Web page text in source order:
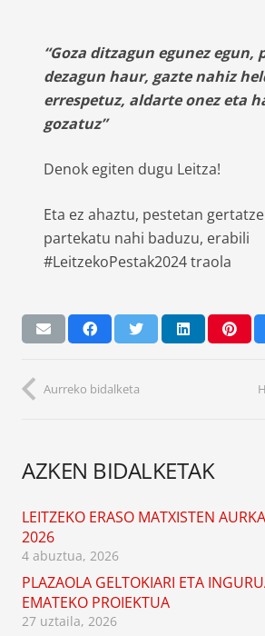
“Goza ditzagun egunez
dezagun haur, gazte nahiz
errespetuz, aldarte onez eta
gozatuz”
Denok egiten dugu Leitza!
Eta ez ahaztu, pestetan
partekatu nahi baduzu, erabili
#LeitzekoPestak2024 traola
Aurreko bidalketa
AZKEN BIDALKETAK
LEITZEKO ERASO MATXISTEN
2026
4 abuztua, 2026
PLAZAOLA GELTOKIARI ETA
EMATEKO PROIEKTUA
27 uztaila, 2026